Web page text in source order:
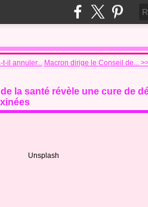
t-il annuler... Macron dirige le Conseil de...
la santé révèle une cure de
Unsplash